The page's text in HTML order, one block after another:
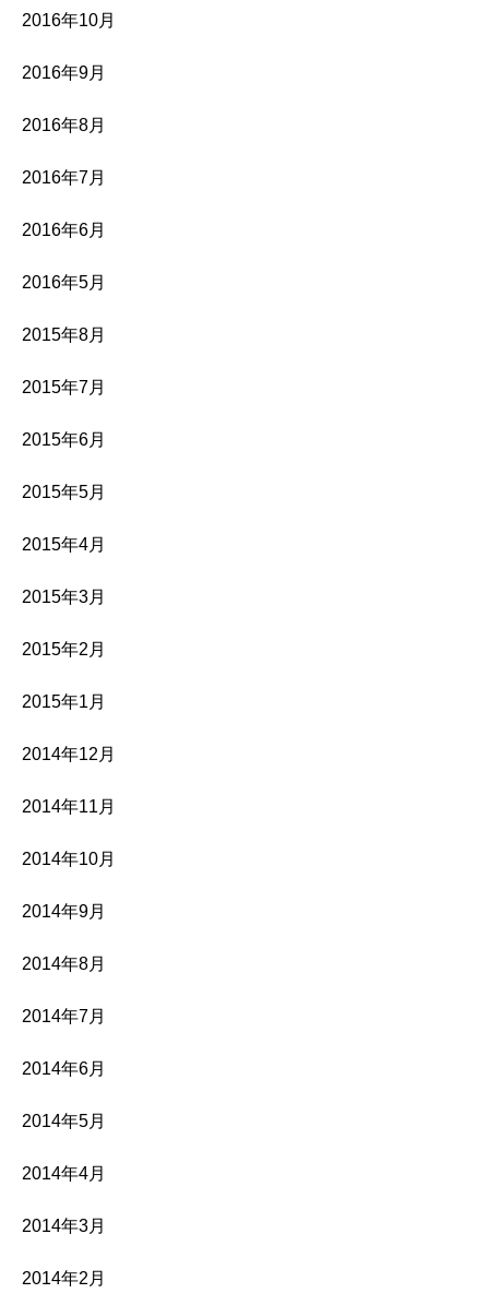
2016年10月
2016年9月
2016年8月
2016年7月
2016年6月
2016年5月
2015年8月
2015年7月
2015年6月
2015年5月
2015年4月
2015年3月
2015年2月
2015年1月
2014年12月
2014年11月
2014年10月
2014年9月
2014年8月
2014年7月
2014年6月
2014年5月
2014年4月
2014年3月
2014年2月